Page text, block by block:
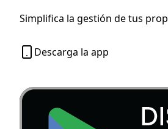
Simplifica la gestión de tus
Descarga la app